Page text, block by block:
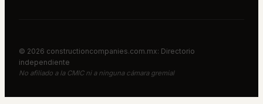
© 2026 constructioncompanies.com.mx: Directorio
independiente
No afiliado a la CMIC ni a ninguna cámara gremial